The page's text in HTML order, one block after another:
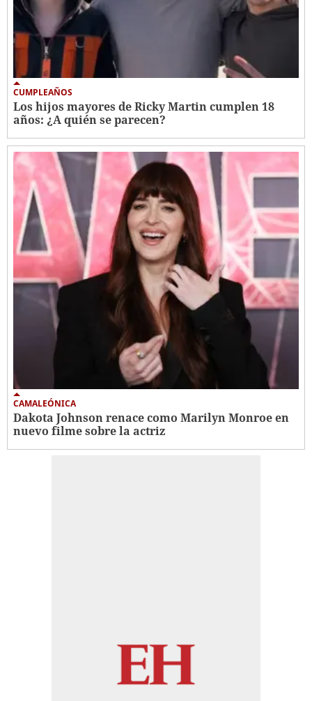
CUMPLEAÑOS
Los hijos mayores de Ricky Martin cumplen 18
años: ¿A quién se parecen?
CAMALEÓNICA
Dakota Johnson renace como Marilyn Monroe en
nuevo filme sobre la actriz